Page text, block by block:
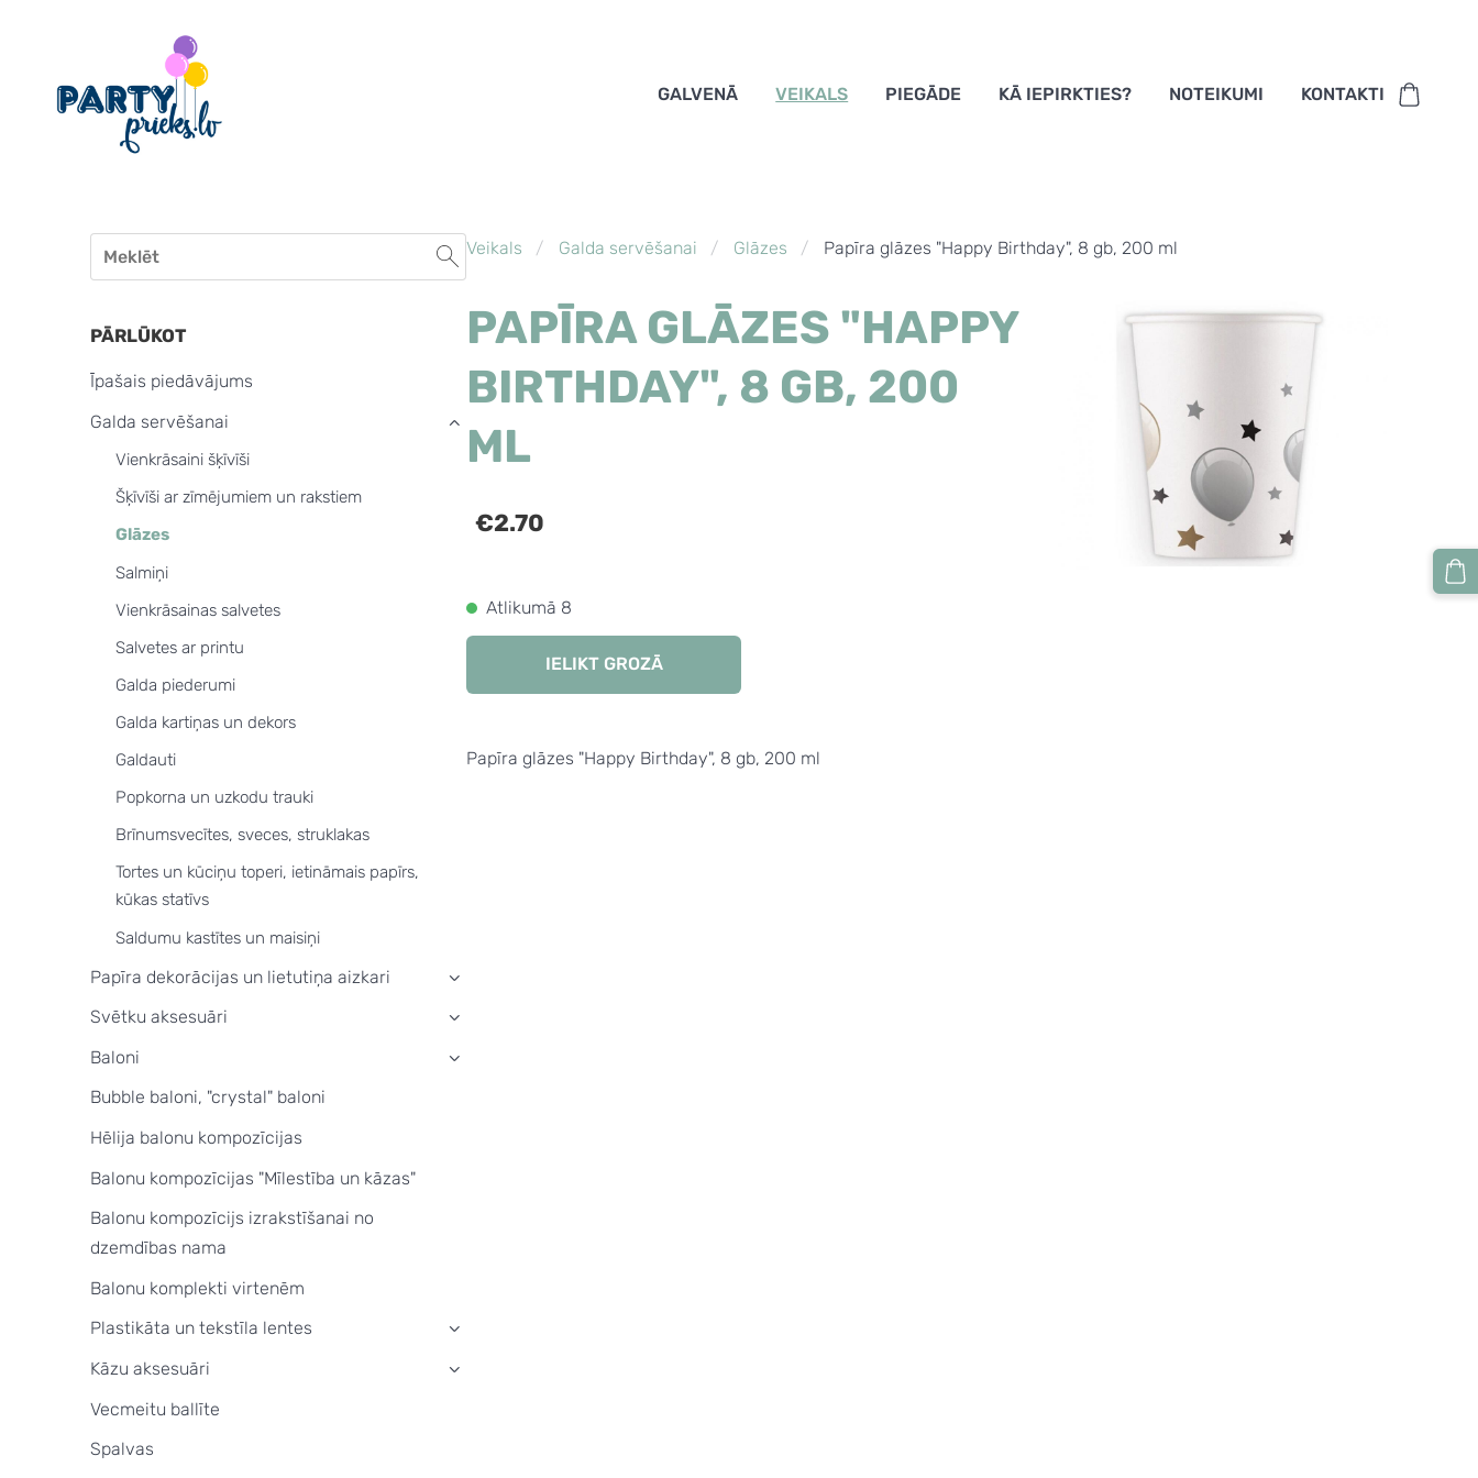
GALVENĀ VEIKALS PIEGĀDE KĀ IEPIRKTIES? NOTEIKUMI KONTAKTI
PĀRLŪKOT
Īpašais piedāvājums
Galda servēšanai
Vienkrāsaini šķīvīši
Šķīvīši ar zīmējumiem un rakstiem
Glāzes
Salmiņi
Vienkrāsainas salvetes
Salvetes ar printu
Galda piederumi
Galda kartiņas un dekors
Galdauti
Popkorna un uzkodu trauki
Brīnumsvecītes, sveces, struklakas
Tortes un kūciņu toperi, ietināmais papīrs,
kūkas statīvs
Saldumu kastītes un maisiņi
›
Papīra dekorācijas un lietutiņa aizkari ›
Svētku aksesuāri ›
Baloni ›
Bubble baloni, "crystal" baloni
Hēlija balonu kompozīcijas
Balonu kompozīcijas "Mīlestība un kāzas"
Balonu kompozīcijs izrakstīšanai no
dzemdības nama
Balonu komplekti virtenēm
Plastikāta un tekstīla lentes
›
Kāzu aksesuāri ›
Vecmeitu ballīte
Spalvas
Veikals Galda servēšanai Glāzes Papīra glāzes "Happy Birthday", 8 gb, 200 ml
PAPĪRA GLĀZES "HAPPY
BIRTHDAY", 8 GB, 200
ML
€2.70
Atlikumā 8
IELIKT GROZĀ
Papīra glāzes "Happy Birthday", 8 gb, 200 ml